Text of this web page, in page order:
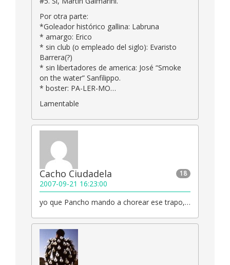
Por otra parte:
*Goleador histórico gallina: Labruna
* amargo: Erico
* sin club (o empleado del siglo): Evaristo
Barrera(?)
* sin libertadores de america: José “Smoke
on the water” Sanfilippo.
* boster: PA-LER-MO…
Lamentable
18
Cacho Ciudadela
2007-09-21 16:23:00
yo que Pancho mando a chorear ese trapo,…